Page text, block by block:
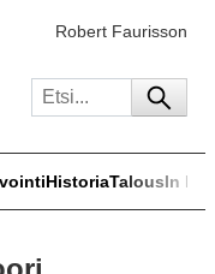
Robert Faurisson
HistoriaTalousIn